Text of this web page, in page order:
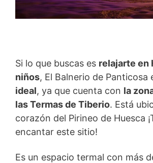
Si lo que buscas es relajarte en
niños, El Balnerio de Panticosa
ideal, ya que cuenta con la
las Termas de Tiberio. Está
corazón del Pirineo de Huesca
encantar este sitio!
Es un espacio termal con más